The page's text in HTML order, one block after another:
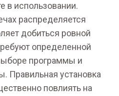
в использовании.
распределяется
добиться ровной
определенной
программы и
Правильная установка
повлиять на